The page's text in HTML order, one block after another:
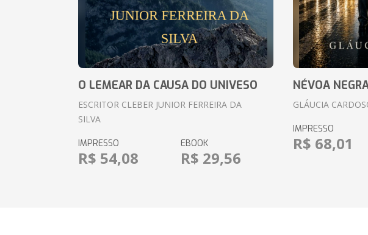
O LEMEAR DA CAUSA DO UNIVESO
ESCRITOR CLEBER JUNIOR FERREIRA DA
SILVA
IMPRESSO
R$ 54,08
EBOOK
R$ 29,56
NÉVOA
GLÁUCIA
IMPRESSO
R$ 68,01